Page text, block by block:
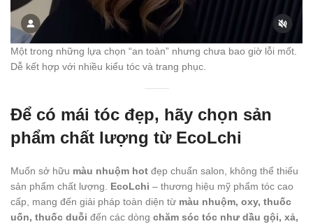
Một trong những lựa chọn “an toàn” nhưng chưa bao giờ lỗi mốt.
Dễ kết hợp với nhiều kiểu tóc và trang phục.
Để có mái tóc đẹp, hãy chọn sản
phẩm chất lượng từ EcoLchi
Muốn sở hữu màu nhuộm hot đẹp chuẩn salon, không thể thiếu
sản phẩm chất lượng. EcoLchi – thương hiệu mỹ phẩm tóc cao
cấp, mang đến giải pháp toàn diện từ màu nhuộm, oxy, thuốc
uốn, thuốc duỗi đến các dòng chăm sóc tóc như dầu gội, xả,